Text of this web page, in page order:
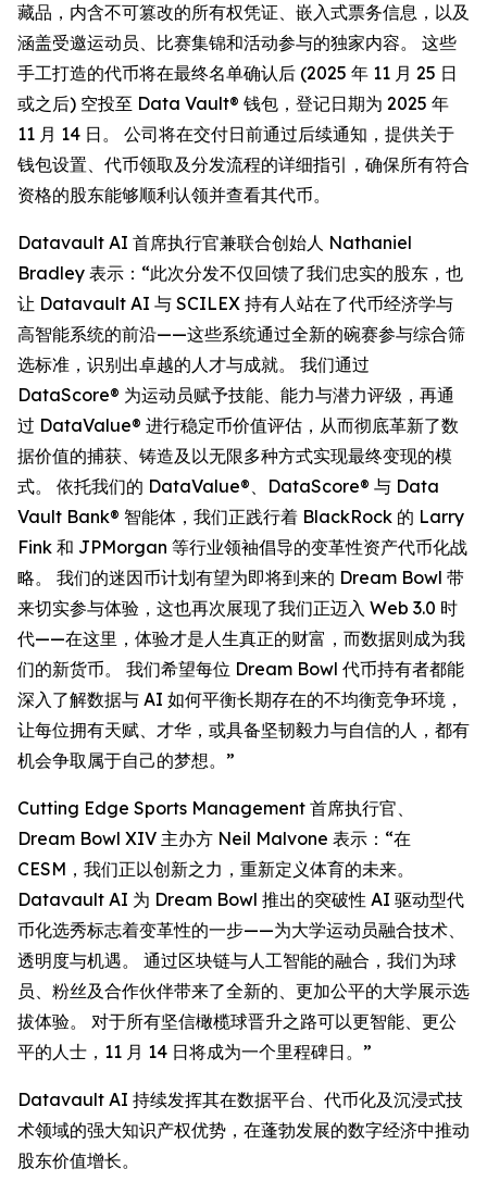
藏品，内含不可篡改的所有权凭证、嵌入式票务信息，以及
涵盖受邀运动员、比赛集锦和活动参与的独家内容。 这些
手工打造的代币将在最终名单确认后 (2025 年 11 月 25 日
或之后) 空投至 Data Vault® 钱包，登记日期为 2025 年
11 月 14 日。 公司将在交付日前通过后续通知，提供关于
钱包设置、代币领取及分发流程的详细指引，确保所有符合
资格的股东能够顺利认领并查看其代币。
Datavault AI 首席执行官兼联合创始人 Nathaniel
Bradley 表示：“此次分发不仅回馈了我们忠实的股东，也
让 Datavault AI 与 SCILEX 持有人站在了代币经济学与
高智能系统的前沿——这些系统通过全新的碗赛参与综合筛
选标准，识别出卓越的人才与成就。 我们通过
DataScore® 为运动员赋予技能、能力与潜力评级，再通
过 DataValue® 进行稳定币价值评估，从而彻底革新了数
据价值的捕获、铸造及以无限多种方式实现最终变现的模
式。 依托我们的 DataValue®、DataScore® 与 Data
Vault Bank® 智能体，我们正践行着 BlackRock 的 Larry
Fink 和 JPMorgan 等行业领袖倡导的变革性资产代币化战
略。 我们的迷因币计划有望为即将到来的 Dream Bowl 带
来切实参与体验，这也再次展现了我们正迈入 Web 3.0 时
代——在这里，体验才是人生真正的财富，而数据则成为我
们的新货币。 我们希望每位 Dream Bowl 代币持有者都能
深入了解数据与 AI 如何平衡长期存在的不均衡竞争环境，
让每位拥有天赋、才华，或具备坚韧毅力与自信的人，都有
机会争取属于自己的梦想。”
Cutting Edge Sports Management 首席执行官、
Dream Bowl XIV 主办方 Neil Malvone 表示：“在
CESM，我们正以创新之力，重新定义体育的未来。
Datavault AI 为 Dream Bowl 推出的突破性 AI 驱动型代
币化选秀标志着变革性的一步——为大学运动员融合技术、
透明度与机遇。 通过区块链与人工智能的融合，我们为球
员、粉丝及合作伙伴带来了全新的、更加公平的大学展示选
拔体验。 对于所有坚信橄榄球晋升之路可以更智能、更公
平的人士，11 月 14 日将成为一个里程碑日。”
Datavault AI 持续发挥其在数据平台、代币化及沉浸式技
术领域的强大知识产权优势，在蓬勃发展的数字经济中推动
股东价值增长。